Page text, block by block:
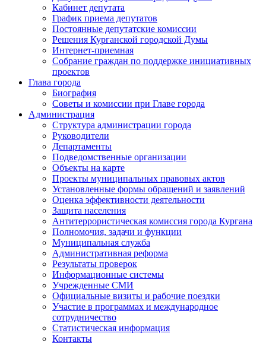
Кабинет депутата
График приема депутатов
Постоянные депутатские комиссии
Решения Курганской городской Думы
Интернет-приемная
Собрание граждан по поддержке инициативных
проектов
Глава города
Биография
Советы и комиссии при Главе города
Администрация
Структура администрации города
Руководители
Департаменты
Подведомственные организации
Объекты на карте
Проекты муниципальных правовых актов
Установленные формы обращений и заявлений
Оценка эффективности деятельности
Защита населения
Антитеррористическая комиссия города Кургана
Полномочия, задачи и функции
Муниципальная служба
Административная реформа
Результаты проверок
Информационные системы
Учрежденные СМИ
Официальные визиты и рабочие поездки
Участие в программах и международное
сотрудничество
Статистическая информация
Контакты